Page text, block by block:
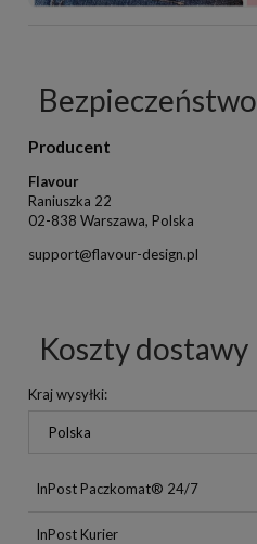
Bezpieczeństwo
Producent
Flavour
Raniuszka 22
02-838 Warszawa, Polska
support@flavour-design.pl
Koszty dostawy
Kraj wysyłki:
InPost Paczkomat® 24/7
InPost Kurier